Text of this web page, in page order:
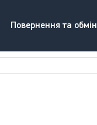
Повернення та обмін